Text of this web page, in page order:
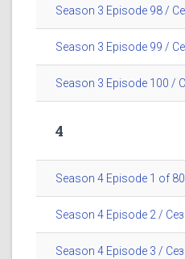
Season 3 Episode 98 /
Season 3 Episode 99 /
Season 3 Episode 100 /
4
Season 4 Episode 1 of
Season 4 Episode 2 /
Season 4 Episode 3 /